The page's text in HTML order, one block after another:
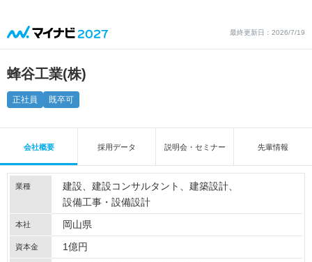
最終更新日：2026/7/19
蜂谷工業(株)
正社員 既卒可
会社概要 採用データ 説明会・セミナー 先輩情報
業種 建設 建設コンサルタント
建築設計
設備工事・設備設計
本社 岡山県
資本金 1億円